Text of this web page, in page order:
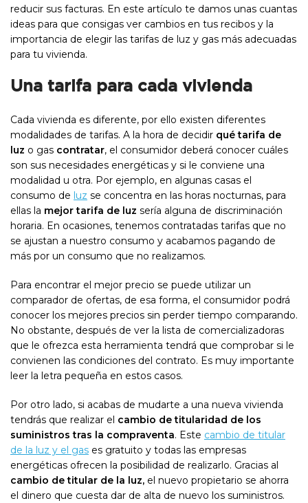
reducir sus facturas. En este artículo te damos unas cuantas
ideas para que consigas ver cambios en tus recibos y la
importancia de elegir las tarifas de luz y gas más adecuadas
para tu vivienda.
Una tarifa para cada vivienda
Cada vivienda es diferente, por ello existen diferentes
modalidades de tarifas. A la hora de decidir qué tarifa de
luz o gas contratar, el consumidor deberá conocer cuáles
son sus necesidades energéticas y si le conviene una
modalidad u otra. Por ejemplo, en algunas casas el
consumo de luz se concentra en las horas nocturnas, para
ellas la mejor tarifa de luz sería alguna de discriminación
horaria. En ocasiones, tenemos contratadas tarifas que no
se ajustan a nuestro consumo y acabamos pagando de
más por un consumo que no realizamos.
Para encontrar el mejor precio se puede utilizar un
comparador de ofertas, de esa forma, el consumidor podrá
conocer los mejores precios sin perder tiempo comparando.
No obstante, después de ver la lista de comercializadoras
que le ofrezca esta herramienta tendrá que comprobar si le
convienen las condiciones del contrato. Es muy importante
leer la letra pequeña en estos casos.
Por otro lado, si acabas de mudarte a una nueva vivienda
tendrás que realizar el cambio de titularidad de los
suministros tras la compraventa. Este cambio de titular
de la luz y el gas es gratuito y todas las empresas
energéticas ofrecen la posibilidad de realizarlo. Gracias al
cambio de titular de la luz, el nuevo propietario se ahorra
el dinero que cuesta dar de alta de nuevo los suministros.